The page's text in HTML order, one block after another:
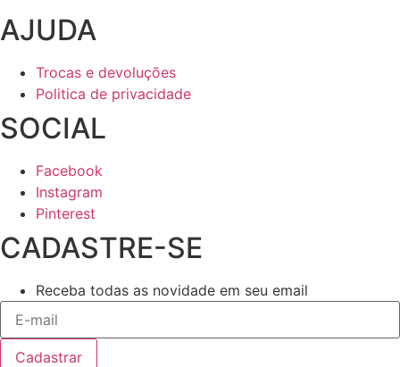
AJUDA
Trocas e devoluções
Politica de privacidade
SOCIAL
Facebook
Instagram
Pinterest
CADASTRE-SE
Receba todas as novidade em seu email
Cadastrar